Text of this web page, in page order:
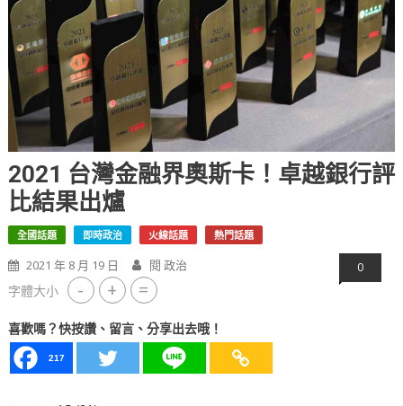
2021 台灣金融界奧斯卡！卓越銀行評
比結果出爐
全國話題 即時政治 火線話題 熱門話題
2021 年 8 月 19 日 閱 政治 0
字體大小 - + =
喜歡嗎？快按讚、留言、分享出去哦！
217